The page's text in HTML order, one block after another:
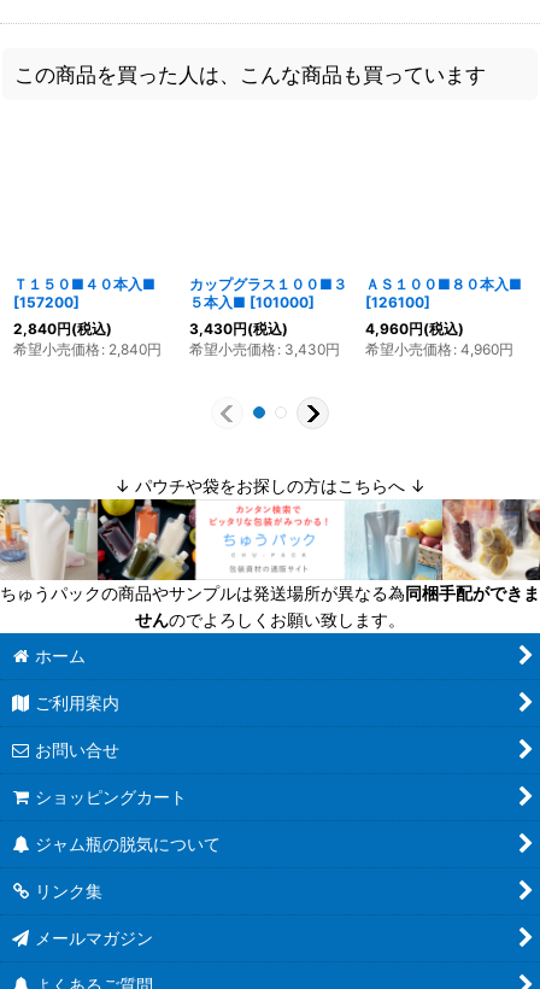
この商品を買った人は、こんな商品も買っています
Ｔ１５０■４０本入■
[157200]
2,840円(税込)
希望小売価格: 2,840円
カップグラス１００■３
５本入■ [101000]
3,430円(税込)
希望小売価格: 3,430円
ＡＳ１００■８０本入■
[126100]
4,960円(税込)
希望小売価格: 4,960円
↓ パウチや袋をお探しの方はこちらへ ↓
ちゅうパックの商品やサンプルは発送場所が異なる為同梱手配ができま
せんのでよろしくお願い致します。
ホーム
ご利用案内
お問い合せ
ショッピングカート
ジャム瓶の脱気について
リンク集
メールマガジン